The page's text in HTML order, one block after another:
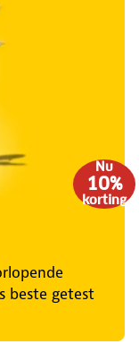
Nu
10%
korting
beste getest